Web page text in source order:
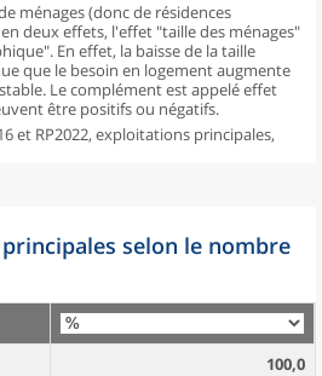
ménages (donc de résidences
deux effets, l'effet "taille des ménages"
En effet, la baisse de la taille
que le besoin en logement augmente
Le complément est appelé effet
être positifs ou négatifs.
et RP2022, exploitations principales,
principales selon le nombre
100,0